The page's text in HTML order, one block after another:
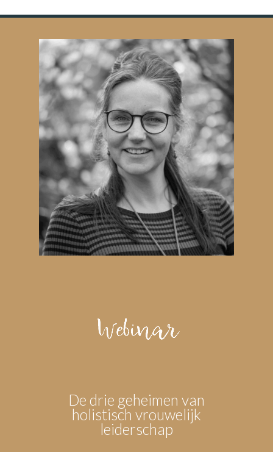
De drie geheimen van
holistisch vrouwelijk
leiderschap